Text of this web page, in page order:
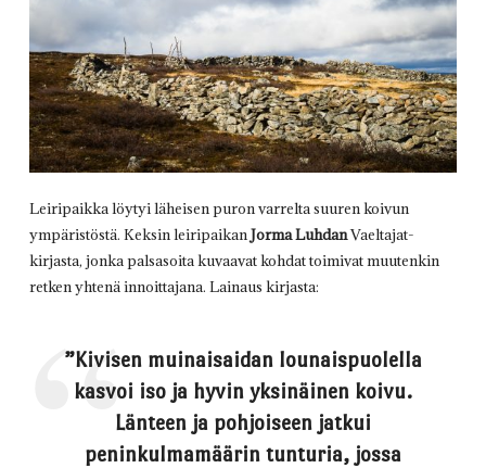
Leiripaikka löytyi läheisen puron varrelta suuren koivun
ympäristöstä. Keksin leiripaikan Jorma LuhdanVaeltajat-
kirjasta, jonka palsasoita kuvaavat kohdat toimivat muutenkin
retken yhtenä innoittajana. Lainaus kirjasta:
”Kivisen muinaisaidan lounaispuolella
kasvoi iso ja hyvin yksinäinen koivu.
Länteen ja pohjoiseen jatkui
peninkulmamäärin tunturia, jossa